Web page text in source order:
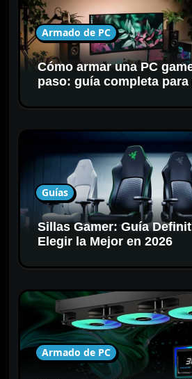
e
e
n
t
d
Armado de PC
Cómo armar una PC
paso: guía completa
Guías
Sillas Gamer: Guía
Elegir la Mejor en 2026
Armado de PC